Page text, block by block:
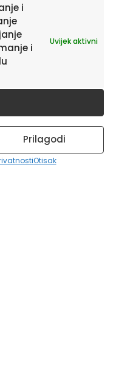
i
i
Uvijek aktivni
Prilagodi
Otisak
o uređenju doma te
pogodnostima?